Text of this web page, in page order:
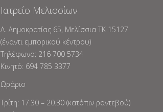
Ιατρείο Μελισσίων
Λ. Δημοκρατίας 65, Mελίσσια TK 15127
(έναντι εμπορικού κέντρου)
Tηλέφωνο: 216 700 5734
Κινητό: 694 785 3377
Ωράριο
Τρίτη: 17.30 – 20.30 (κατόπιν ραντεβού)